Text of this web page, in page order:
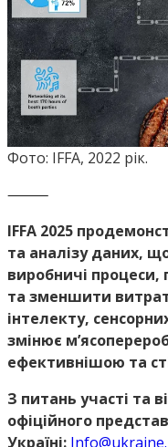
Фото: IFFA, 2022 рік.
⸻
IFFA 2025
та аналізу даних,
виробничі процеси,
та зменшити
інтелекту,
змінює
ефективнішою та
З питань участі та
офіційного
Україні: